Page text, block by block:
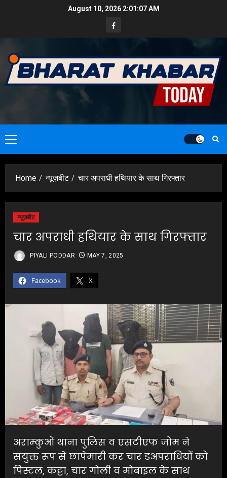
August 10, 2026 2:01:08 AM
Facebook
Primary
Menu
Home न्यूज़बीट चार अपराधी हथियार के साथ गिरफ्तार
न्यूज़बीट
चार अपराधी हथियार के साथ गिरफ्तार
Facebook X
PIYALI PODDAR MAY 7, 2025
अराम्कुओं थाना पुलिस व एसटीएफ जोम ने
संयुक्त रूप से छापेमारी कर चार डअपराधियों को
पिस्टल, कट्टा, चार गोली व मोबाइल के साथ